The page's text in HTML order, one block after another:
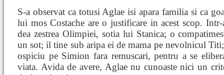
S-a observat ca totusi Aglae isi apara familia si ca
lui mos Costache are o justificare in acest scop.
dea zestrea Olimpiei, sotia lui Stanica; o
un sot; il tine sub aripa ei de mama pe nevolnicul
ospiciu pe Simion fara remuscari, pentru a se
viata. Avida de avere, Aglae nu cunoaste nici un